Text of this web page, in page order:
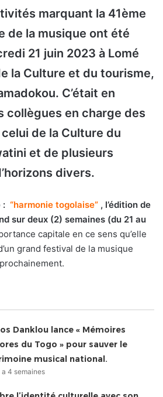
marquant la 41ème
de la musique ont été
21 juin 2023 à Lomé
la Culture et du tourisme,
C’était en
collègues en charge des
de la Culture du
et de plusieurs
divers.
: “harmonie togolaise” , l’édition de
sur deux (2) semaines (du 21 au
capitale en ce sens qu’elle
grand festival de la musique
Danklou lance « Mémoires
du Togo » pour sauver le
musical national.
a 4 semaines